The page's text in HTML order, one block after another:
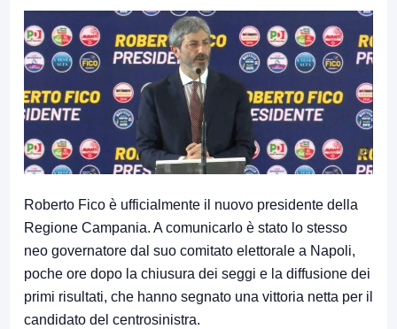
Roberto Fico è ufficialmente il nuovo presidente della
Regione Campania. A comunicarlo è stato lo stesso
neo governatore dal suo comitato elettorale a Napoli,
poche ore dopo la chiusura dei seggi e la diffusione dei
primi risultati, che hanno segnato una vittoria netta per il
candidato del centrosinistra.